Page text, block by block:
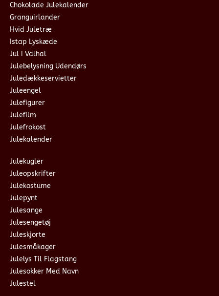
Chokolade Julekalender
Granguirlander
Hvid Juletræ
Istap Lyskæde
Jul i Valhal
Julebelysning Udendørs
Juledækkeservietter
Juleengel
Julefigurer
Julefilm
Julefrokost
Julekalender
Julekugler
Juleopskrifter
Julekostume
Julepynt
Julesange
Julesengetøj
Juleskjorte
Julesmåkager
Julelys Til Flagstang
Julesokker Med Navn
Julestel